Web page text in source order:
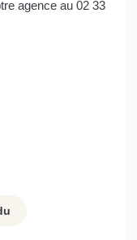
agence au 02 33